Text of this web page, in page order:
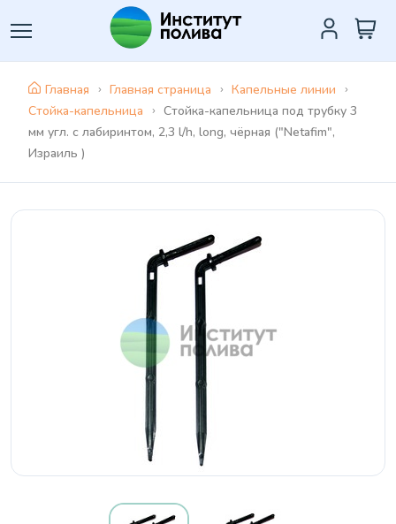
Главная Главная страница
Капельные линии
Стойка-капельница
Стойка-капельница под трубку 3
мм угл. с лабиринтом, 2,3 l/h, long, чёрная ("Netafim",
Израиль )